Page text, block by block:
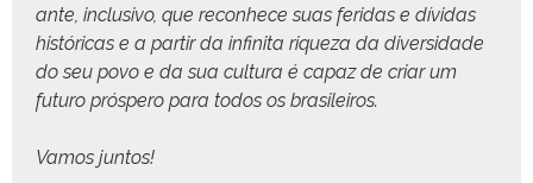
ante, inclu­si­vo, que recon­hece suas feri­das e dívi­das
históri­c­as e a par­tir da infini­ta riqueza da diver­si­dade
do seu povo e da sua cul­tura é capaz de cri­ar um
futuro próspero para todos os brasileiros.
Vamos jun­tos!